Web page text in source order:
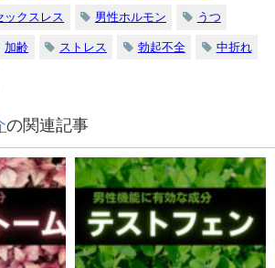
ックスレス 男性ホルモン うつ
加齢 ストレス 勃起不全 中折れ
の関連記事